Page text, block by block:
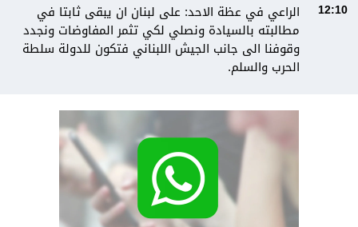
12:10
الراعي في عظة الاحد: على لبنان ان يبقى ثابتا في
مطالبته بالسيادة ونصلي لكي تثمر المفاوضات ونجدد
وقوفنا الى جانب الجيش اللبناني فتكون للدولة سلطة
الحرب والسلم.